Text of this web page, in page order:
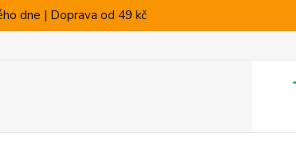
dne | Doprava od 49 kč